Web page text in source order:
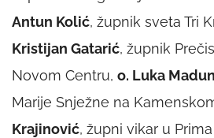
Antun Kolić, župnik sveta Tri
Kristijan Gatarić, župnik
Novom Centru, o. Luka
Marije Snježne na
Krajinović, župni vikar u